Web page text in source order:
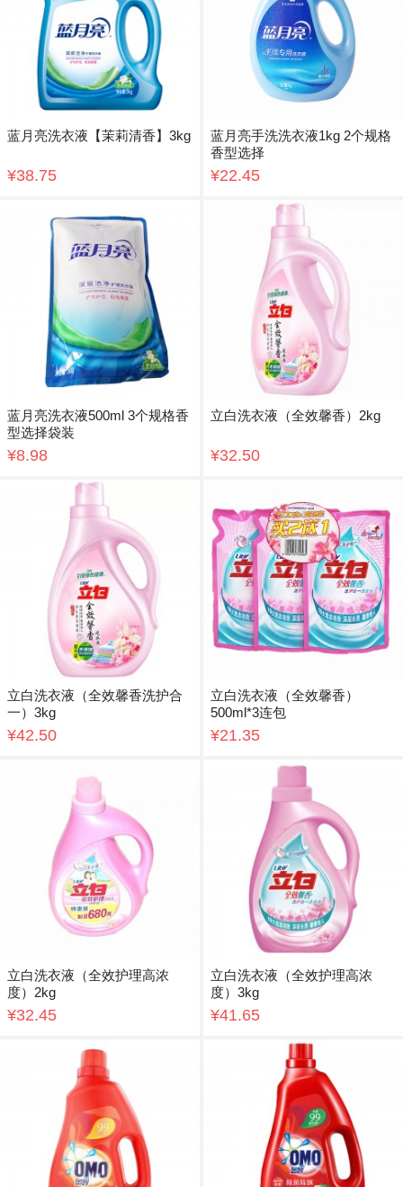
蓝月亮洗衣液【茉莉清香】3kg
¥38.75
蓝月亮手洗洗衣液1kg 2个规格
香型选择
¥22.45
蓝月亮洗衣液500ml 3个规格香
型选择袋装
¥8.98
立白洗衣液（全效馨香）2kg
¥32.50
立白洗衣液（全效馨香洗护合
一）3kg
¥42.50
立白洗衣液（全效馨香）
500ml*3连包
¥21.35
立白洗衣液（全效护理高浓
度）2kg
¥32.45
立白洗衣液（全效护理高浓
度）3kg
¥41.65